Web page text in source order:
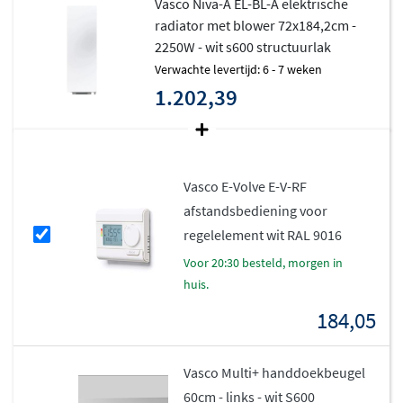
Technische eigenschappen
Standaard afgewerkt in kleur S600 (witte fijn
structuurlak), uitgebreid kleurenpalet
Radiator geleverd in combinatie met Blower (in de
een gebouwbeheersysteem (domotica) of externe
De ingebouwde bewegingssensor stelt
automatisch een weekprogramma in op basis van
Witte radiator: Blower wit
Gekleurde radiator: Blower grijs
Vasco Niva-A EL-BL-A elektrische
radiator met blower 72x184,2cm -
2250W - wit s600 structuurlak
Verwachte levertijd: 6 - 7 weken
1.202,39
Vasco E-Volve E-V-RF
afstandsbediening voor
regelelement wit RAL 9016
voor 20:30 besteld, morgen in
huis.
184,05
Vasco Multi+ handdoekbeugel
60cm - links - wit S600